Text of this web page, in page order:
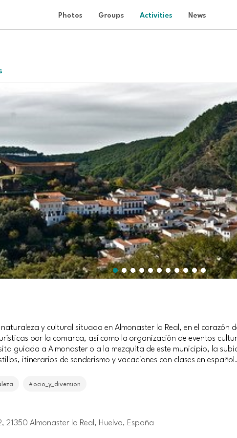
Photos Groups Activities News
y cultural situada en Almonaster la Real, en el corazón
por la comarca, así como la organización de eventos
guiada a Almonaster o a la mezquita de este municipio, la
itinerarios de senderismo y vacaciones con clases en español.
#ocio_y_diversion
21350 Almonaster la Real, Huelva, España